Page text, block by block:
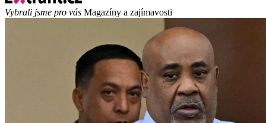
Vybrali jsme pro vás Magazíny a zajímavosti